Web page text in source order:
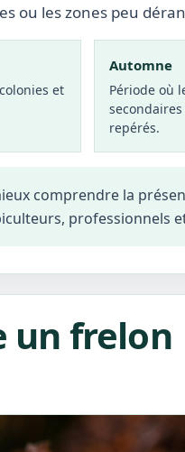
ou les zones peu
et
Automne
Période où
repérés.
comprendre la
professionnels
un frelon